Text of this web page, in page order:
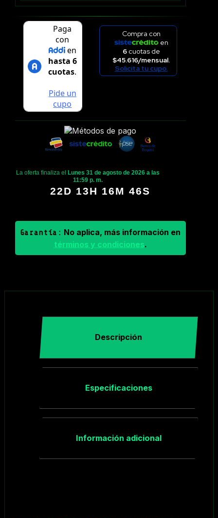
Compra con
en
6cuotas de
$45.616/mensual.
Solicita tu cupo.
La oferta finaliza el
Lunes 31 de agosto de 2026 a las
11:59 p. m.
22D 13H 16M 45S
Garantía: No aplica, más información en
términos y condiciones.
Descripción
Especificaciones
Información adicional